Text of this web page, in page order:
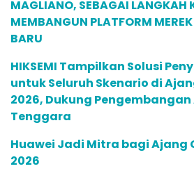
MAGLIANO, SEBAGAI LANGKAH
MEMBANGUN PLATFORM
BARU
HIKSEMI Tampilkan Solusi
untuk Seluruh Skenario di
2026, Dukung Pengembangan
Tenggara
Huawei Jadi Mitra bagi Ajang
2026